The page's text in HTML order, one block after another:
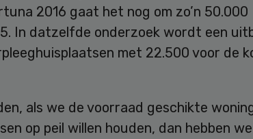
2016 gaat het nog om zo’n 50.000
In datzelfde onderzoek wordt een
met 22.500 voor de
als we de voorraad geschikte
op peil willen houden, dan hebben